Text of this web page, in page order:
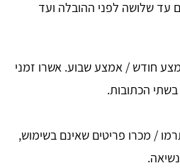
עד שלושה לפני ההובלה ועד
חודש / אמצע שבוע. אשרו זמני
הכתובות.
/ מכרו פריטים שאינם בשימוש,